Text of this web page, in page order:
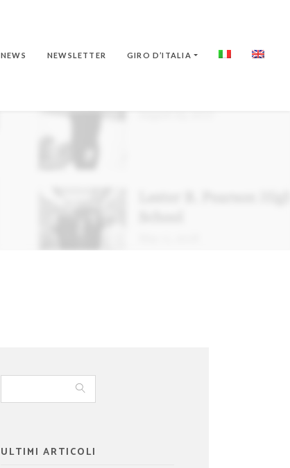
NEWS NEWSLETTER GIRO D’ITALIA
ULTIMI ARTICOLI